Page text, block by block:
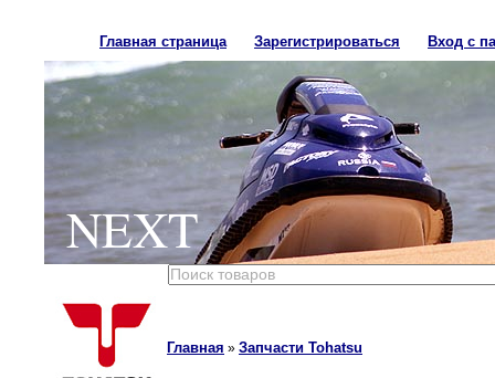
Главная страница Зарегистрироваться Вход с
NEXT
Главная » Запчасти Tohatsu